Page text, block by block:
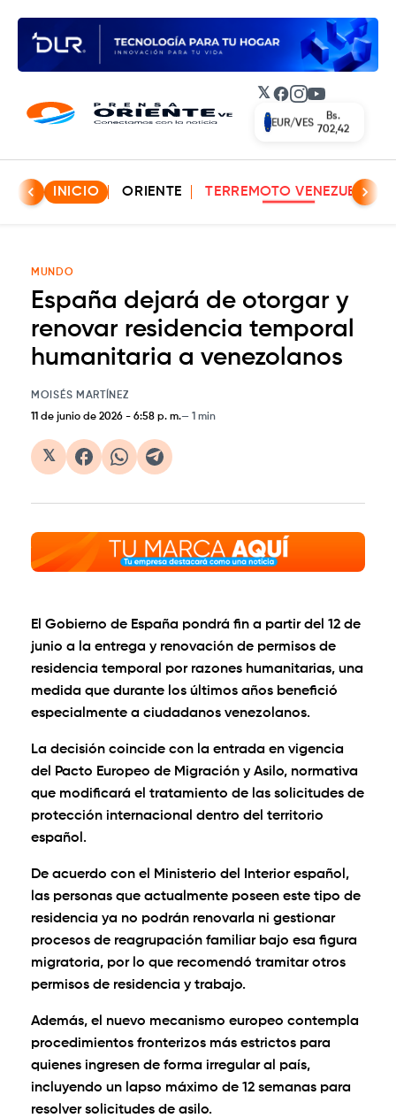
𝕏 Facebook
Instagram
YouTube
EUR/VES
Bs.
702,42
INICIO ORIENTE TERREMOTO VENEZUELA
MUNDO
España dejará de otorgar y
renovar residencia temporal
humanitaria a venezolanos
MOISÉS MARTÍNEZ
11 de junio de 2026 - 6:58 p. m. 1 min
𝕏
El Gobierno de España pondrá fin a partir del 12 de
junio a la entrega y renovación de permisos de
residencia temporal por razones humanitarias, una
medida que durante los últimos años benefició
especialmente a ciudadanos venezolanos.
La decisión coincide con la entrada en vigencia
del Pacto Europeo de Migración y Asilo, normativa
que modificará el tratamiento de las solicitudes de
protección internacional dentro del territorio
español.
De acuerdo con el Ministerio del Interior español,
las personas que actualmente poseen este tipo de
residencia ya no podrán renovarla ni gestionar
procesos de reagrupación familiar bajo esa figura
migratoria, por lo que recomendó tramitar otros
permisos de residencia y trabajo.
Además, el nuevo mecanismo europeo contempla
procedimientos fronterizos más estrictos para
quienes ingresen de forma irregular al país,
incluyendo un lapso máximo de 12 semanas para
resolver solicitudes de asilo.